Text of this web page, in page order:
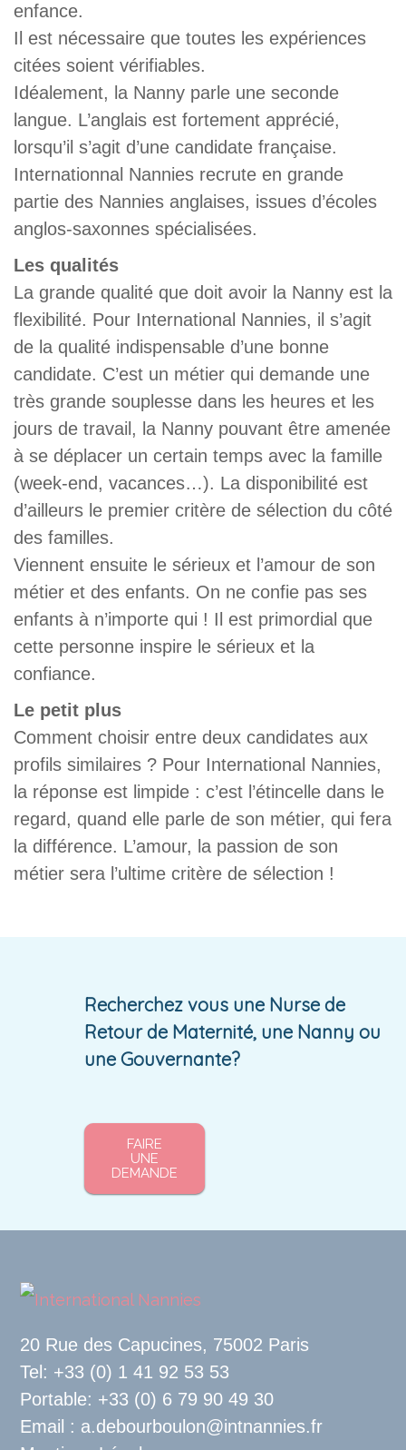
enfance.
Il est nécessaire que toutes les expériences
citées soient vérifiables.
Idéalement, la Nanny parle une seconde
langue. L’anglais est fortement apprécié,
lorsqu’il s’agit d’une candidate française.
Internationnal Nannies recrute en grande
partie des Nannies anglaises, issues d’écoles
anglos-saxonnes spécialisées.
Les qualités
La grande qualité que doit avoir la Nanny est la
flexibilité. Pour International Nannies, il s’agit
de la qualité indispensable d’une bonne
candidate. C’est un métier qui demande une
très grande souplesse dans les heures et les
jours de travail, la Nanny pouvant être amenée
à se déplacer un certain temps avec la famille
(week-end, vacances…). La disponibilité est
d’ailleurs le premier critère de sélection du côté
des familles.
Viennent ensuite le sérieux et l’amour de son
métier et des enfants. On ne confie pas ses
enfants à n’importe qui ! Il est primordial que
cette personne inspire le sérieux et la
confiance.
Le petit plus
Comment choisir entre deux candidates aux
profils similaires ? Pour International Nannies,
la réponse est limpide : c’est l’étincelle dans le
regard, quand elle parle de son métier, qui fera
la différence. L’amour, la passion de son
métier sera l’ultime critère de sélection !
Recherchez vous une Nurse de
Retour de Maternité, une Nanny ou
une Gouvernante?
FAIRE
UNE
DEMANDE
20 Rue des Capucines, 75002 Paris
Tel: +33 (0) 1 41 92 53 53
Portable: +33 (0) 6 79 90 49 30
Email : a.debourboulon@intnannies.fr